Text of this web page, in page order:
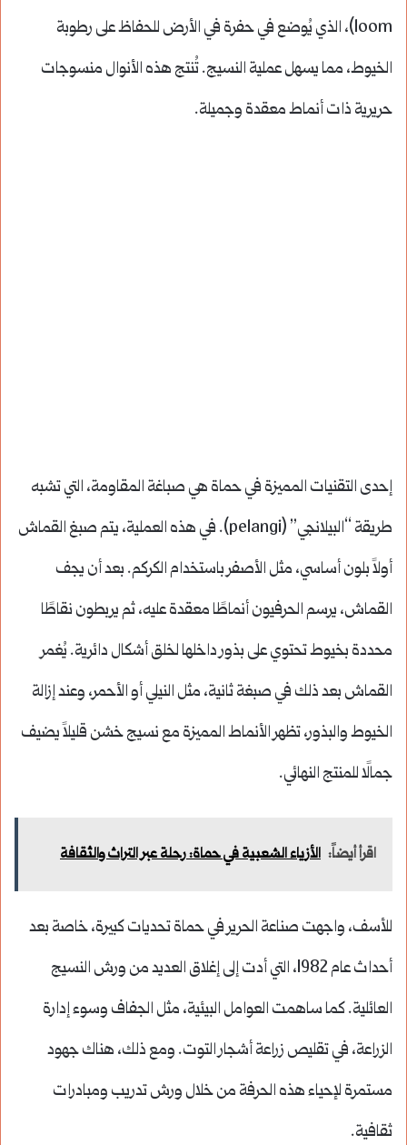
loom)، الذي يُوضع في حفرة في الأرض للحفاظ على رطوبة
الخيوط، مما يسهل عملية النسيج. تُنتج هذه الأنوال منسوجات
حريرية ذات أنماط معقدة وجميلة.
إحدى التقنيات المميزة في حماة هي صباغة المقاومة، التي تشبه
طريقة “البيلانجي” (pelangi). في هذه العملية، يتم صبغ القماش
أولاً بلون أساسي، مثل الأصفر باستخدام الكركم. بعد أن يجف
القماش، يرسم الحرفيون أنماطًا معقدة عليه، ثم يربطون نقاطًا
محددة بخيوط تحتوي على بذور داخلها لخلق أشكال دائرية. يُغمر
القماش بعد ذلك في صبغة ثانية، مثل النيلي أو الأحمر، وعند إزالة
الخيوط والبذور، تظهر الأنماط المميزة مع نسيج خشن قليلاً يضيف
جمالًا للمنتج النهائي.
اقرأ أيضاً: الأزياء الشعبية في حماة: رحلة عبر التراث والثقافة
للأسف، واجهت صناعة الحرير في حماة تحديات كبيرة، خاصة بعد
أحداث عام 1982، التي أدت إلى إغلاق العديد من ورش النسيج
العائلية. كما ساهمت العوامل البيئية، مثل الجفاف وسوء إدارة
الزراعة، في تقليص زراعة أشجار التوت. ومع ذلك، هناك جهود
مستمرة لإحياء هذه الحرفة من خلال ورش تدريب ومبادرات
ثقافية.